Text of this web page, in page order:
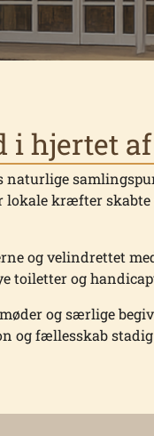
i hjertet
naturlige
lokale kræfter skabte
og velindrettet
toiletter og
og særlige
og fællesskab